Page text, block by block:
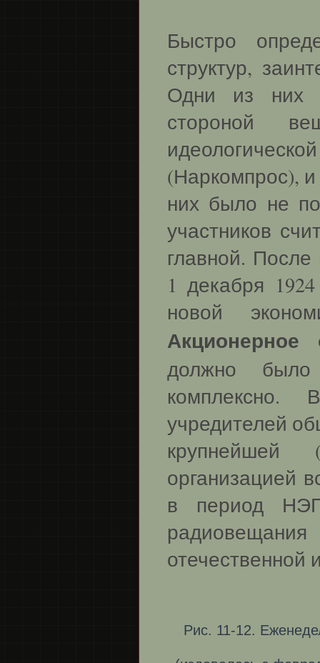
Быстро
структур,
Одни из них
стороной
(Наркомпрос),
них было не
участников
главной.
1 декабря
новой
Акционерное
должно было
комплексно.
учредителей
крупнейшей
организацией
в период
отечественной
Рис. 11-12.